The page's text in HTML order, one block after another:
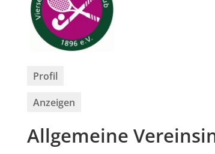
Profil
Anzeigen
Allgemeine